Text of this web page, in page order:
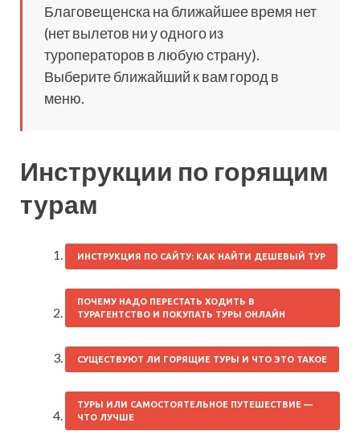
Благовещенска на ближайшее время нет
(нет вылетов ни у одного из
туроператоров в любую страну).
Выберите ближайший к вам город в
меню.
Инструкции по горящим
турам
ИНСТРУКЦИЯ ПО САЙТУ: КАК НАЙТИ ДЕШЕВЫЙ ТУР
ПОЧЕМУ НАДО ПЕРЕСТАТЬ ХОДИТЬ В
ТУРАГЕНТСТВО И ПОКУПАТЬ ТУРЫ ОНЛАЙН
СУЩЕСТВУЮТ ЛИ ГОРЯЩИЕ ТУРЫ И ЧТО ЭТО ТАКОЕ
ТУРЫ ИЛИ САМОСТОЯТЕЛЬНОЕ ПУТЕШЕСТВИЕ —
ЧТО ЛУЧШЕ